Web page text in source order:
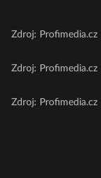
Zdroj: Profimedia.cz
Zdroj: Profimedia.cz
Zdroj: Profimedia.cz